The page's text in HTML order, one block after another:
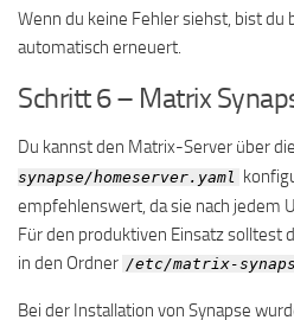
Wenn du keine Fehler siehst, bist du
automatisch erneuert.
Schritt 6 – Matrix
Du kannst den Matrix-Server über
synapse/homeserver.yaml
empfehlenswert, da sie nach jedem
Für den produktiven Einsatz solltest
in den Ordner /etc/matrix-
Bei der Installation von Synapse